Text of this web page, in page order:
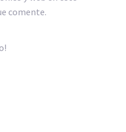
comente.